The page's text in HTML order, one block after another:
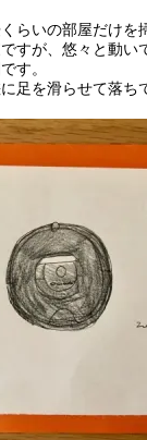
らいの部屋だけを
すが、悠々と動い
す。
足を滑らせて落ち